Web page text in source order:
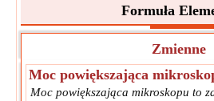
Formuła
Zmienne
Moc powiększająca
Moc powiększająca mikroskopu to